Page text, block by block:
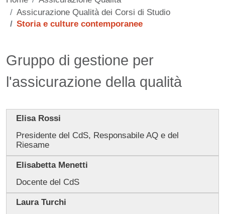
Assicurazione Qualità dei Corsi di Studio
Storia e culture contemporanee
Contenuto
Gruppo di gestione per
l'assicurazione della qualità
Elisa Rossi
Presidente del CdS, Responsabile AQ e del
Riesame
Elisabetta Menetti
Docente del CdS
Laura Turchi